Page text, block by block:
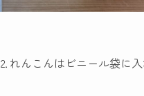
⒉れんこんはビニール袋に